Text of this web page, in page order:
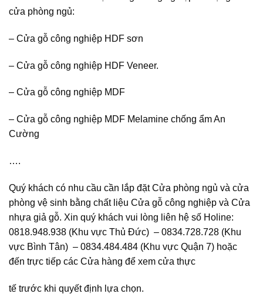
cửa phòng ngủ:
– Cửa gỗ công nghiệp HDF sơn
– Cửa gỗ công nghiệp HDF Veneer.
– Cửa gỗ công nghiệp MDF
– Cửa gỗ công nghiệp MDF Melamine chống ẩm An
Cường
….
Quý khách có nhu cầu cần lắp đặt Cửa phòng ngủ và cửa
phòng vệ sinh bằng chất liệu Cửa gỗ công nghiệp và Cửa
nhựa giả gỗ. Xin quý khách vui lòng liên hệ số Holine:
0818.948.938 (Khu vực Thủ Đức) – 0834.728.728 (Khu
vực Bình Tân) – 0834.484.484 (Khu vực Quận 7) hoặc
đến trực tiếp các Cửa hàng để xem cửa thực
tế trước khi quyết định lựa chọn.